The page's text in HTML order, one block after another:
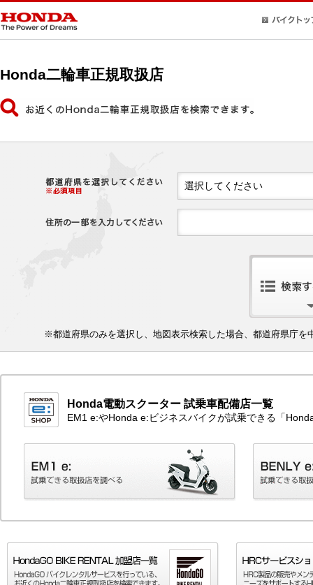
Honda二輪車正規取扱店
選択してください
※都道府県のみを選択し、地図表示検索した場合、都道府県庁を
Honda電動スクーター 試乗車配備店一覧
EM1 e:やHonda e:ビジネスバイクが試乗できる「